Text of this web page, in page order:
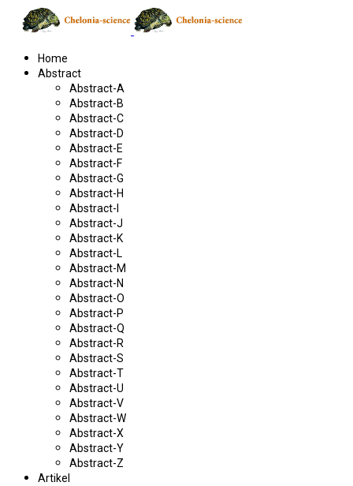
Home
Abstract
Abstract-A
Abstract-B
Abstract-C
Abstract-D
Abstract-E
Abstract-F
Abstract-G
Abstract-H
Abstract-I
Abstract-J
Abstract-K
Abstract-L
Abstract-M
Abstract-N
Abstract-O
Abstract-P
Abstract-Q
Abstract-R
Abstract-S
Abstract-T
Abstract-U
Abstract-V
Abstract-W
Abstract-X
Abstract-Y
Abstract-Z
Artikel